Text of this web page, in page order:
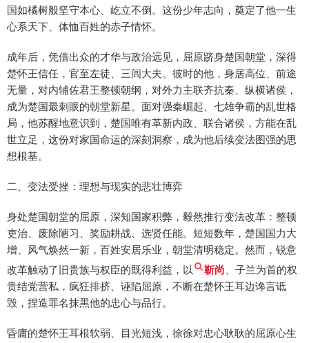
国如橘树般坚守本心、屹立不倒。这份少年志向，奠定了他一生
心系天下、体恤百姓的赤子情怀。
成年后，凭借出众的才华与政治远见，屈原跻身楚国朝堂，深得
楚怀王信任，官至左徒、三闾大夫。彼时的他，身居高位、前途
无量，对内辅佐君王整顿朝纲，对外力主联齐抗秦、纵横诸侯，
成为楚国最刺眼的朝堂新星。面对强秦崛起、七雄争霸的乱世格
局，他苏醒地意识到，楚国唯有革新内政、联合诸侯，方能在乱
世立足，这份对家国命运的深刻洞察，成为他后续变法图强的思
想根基。
二、变法受挫：理想与现实的悲壮博弈
身处楚国朝堂的屈原，深知国家积弊，毅然推行变法改革：整顿
吏治、废除陋习、奖励耕战、选贤任能。短短数年，楚国国力大
增、风气焕然一新，百姓安居乐业，朝堂清明稳定。然而，锐意
改革触动了旧贵族与权臣的既得利益，以
靳尚 、子兰为首的权
贵结党营私，疯狂排挤、诬陷屈原，不断在楚怀王耳边谗言诋
毁，捏造罪名抹黑他的忠心与品行。
昏庸的楚怀王耳根软弱、目光短浅，徐徐对忠心耿耿的屈原心生